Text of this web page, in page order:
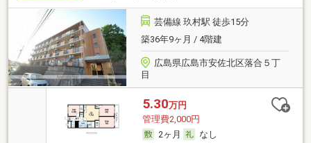
芸備線 玖村駅 徒歩15分
築36年9ヶ月 / 4階建
広島県広島市安佐北区落合５丁
目
5.30万円
管理費2,000円
2ヶ月
なし